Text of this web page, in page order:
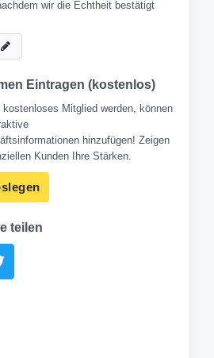
wir die Echtheit bestätigt
Eintragen (kostenlos)
Mitglied werden, können
hinzufügen! Zeigen
Kunden Ihre Stärken.
teilen